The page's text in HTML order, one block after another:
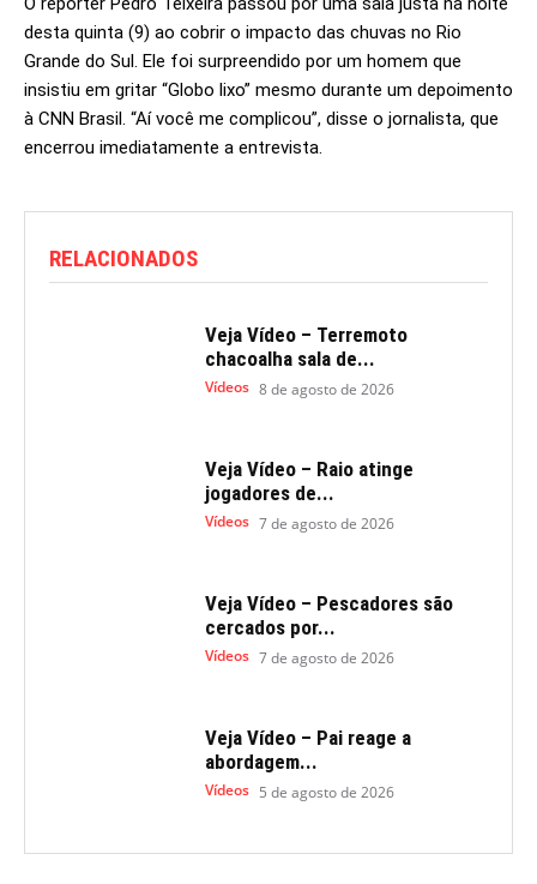
desta quinta (9) ao cobrir o impacto das chuvas no Rio
Grande do Sul. Ele foi surpreendido por um homem que
insistiu em gritar “Globo lixo” mesmo durante um depoimento
à CNN Brasil. “Aí você me complicou”, disse o jornalista, que
encerrou imediatamente a entrevista.
RELACIONADOS
Veja Vídeo – Terremoto
chacoalha sala de...
Vídeos 8 de agosto de 2026
Veja Vídeo – Raio atinge
jogadores de...
Vídeos 7 de agosto de 2026
Veja Vídeo – Pescadores são
cercados por...
Vídeos 7 de agosto de 2026
Veja Vídeo – Pai reage a
abordagem...
Vídeos 5 de agosto de 2026